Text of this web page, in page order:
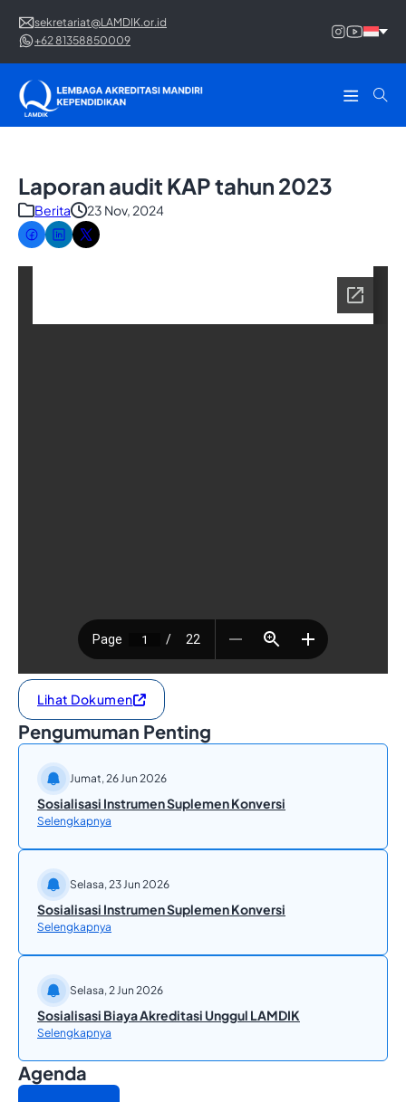
sekretariat@LAMDIK.or.id
+62 81358850009
Laporan audit KAP tahun 2023
Berita 23 Nov, 2024
Lihat Dokumen
Pengumuman Penting
Jumat, 26 Jun 2026
Sosialisasi Instrumen Suplemen Konversi
Selengkapnya
Selasa, 23 Jun 2026
Sosialisasi Instrumen Suplemen Konversi
Selengkapnya
Selasa, 2 Jun 2026
Sosialisasi Biaya Akreditasi Unggul LAMDIK
Selengkapnya
Agenda